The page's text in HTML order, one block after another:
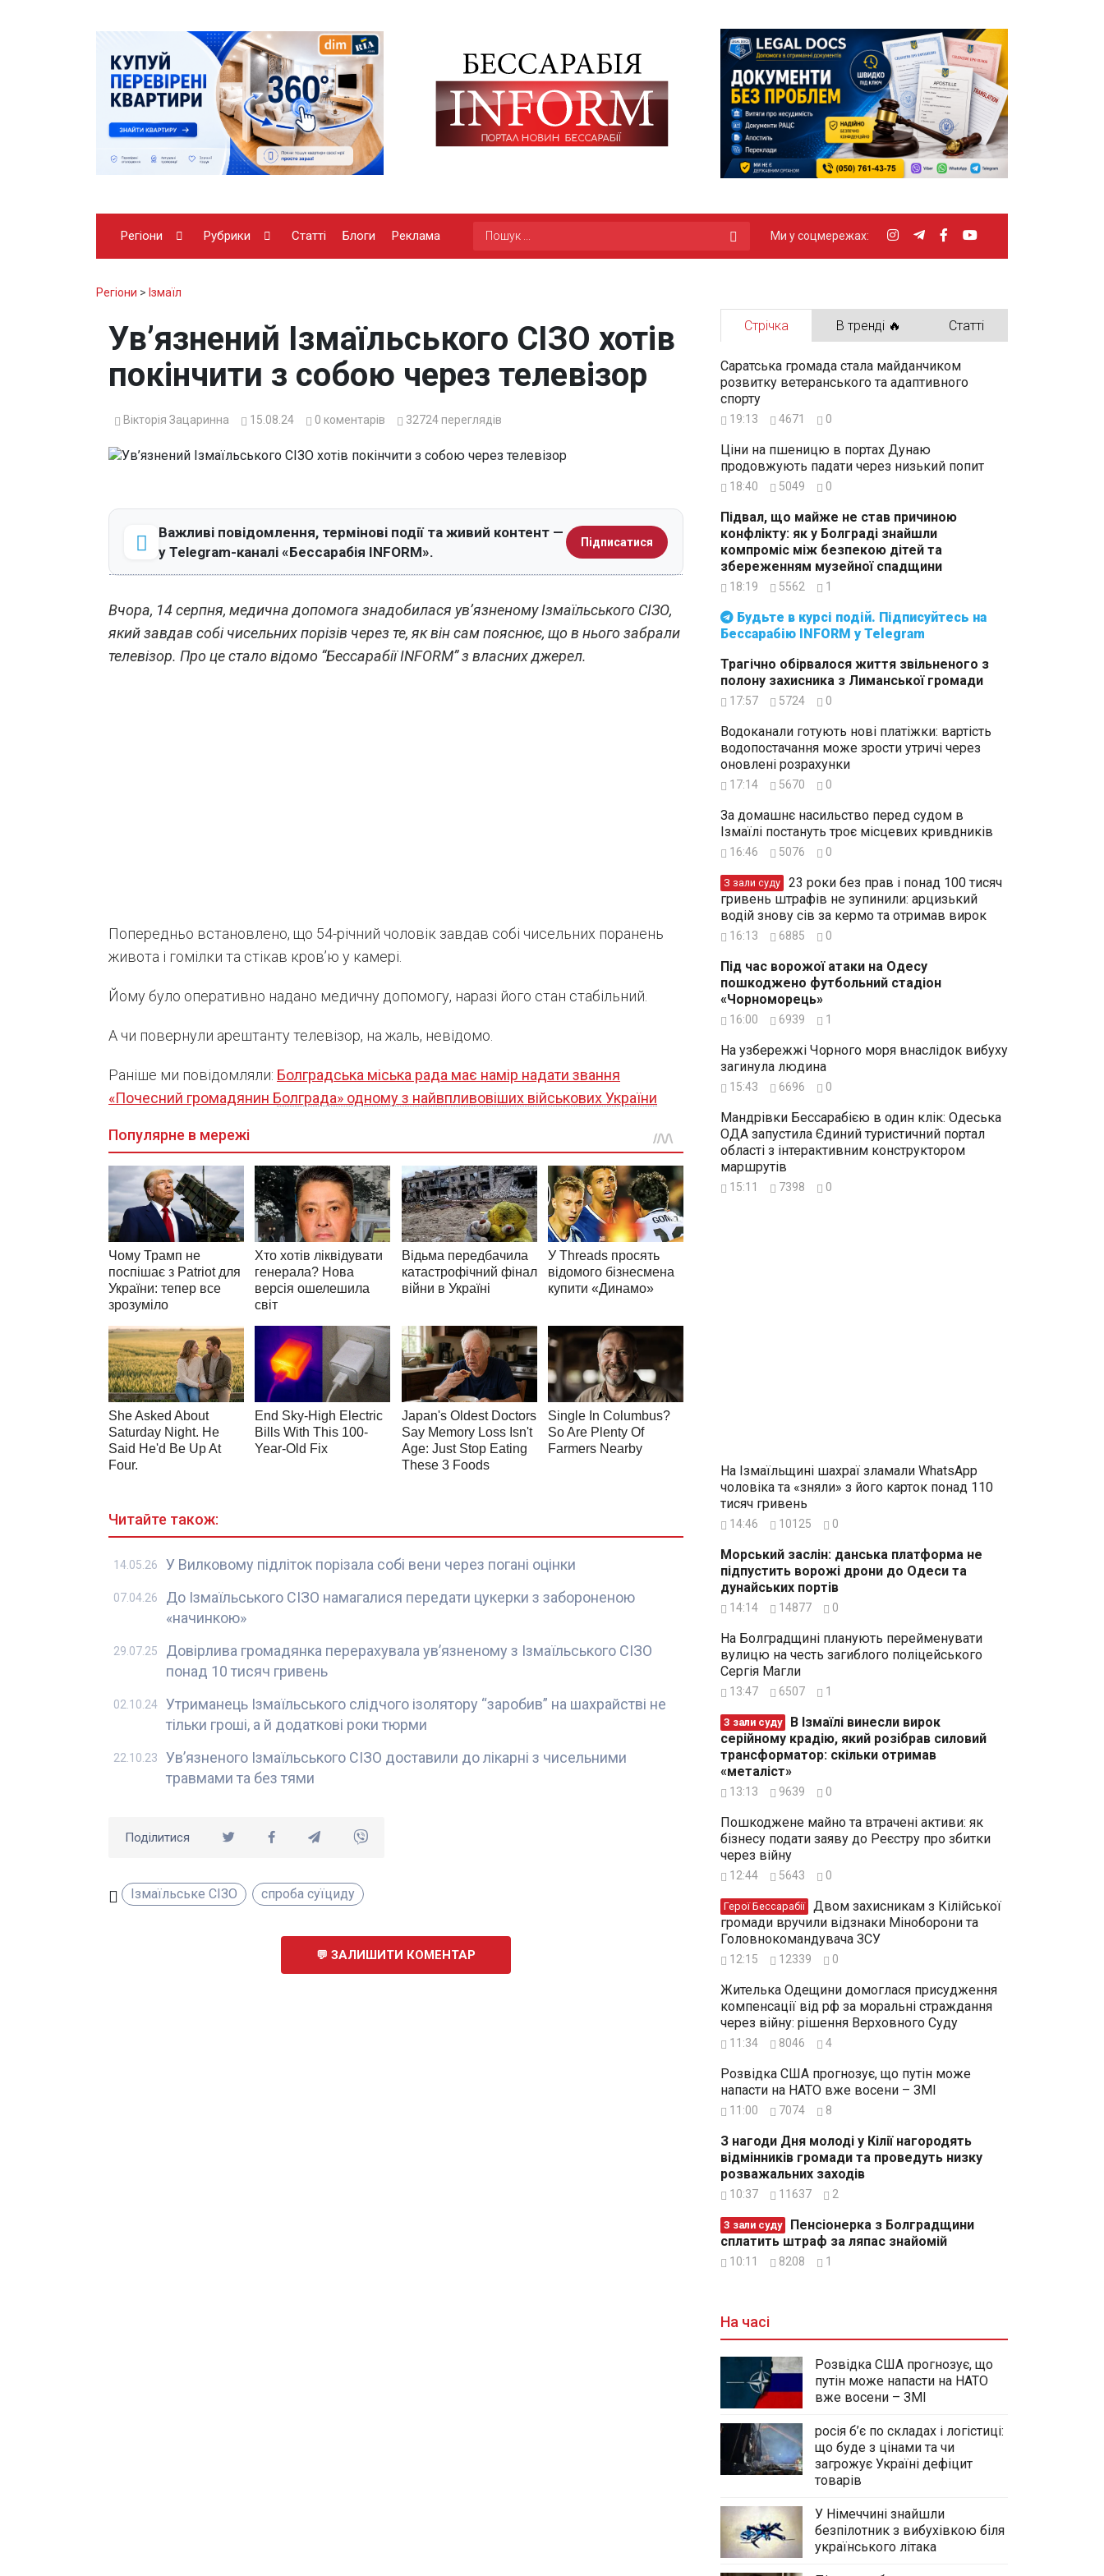
Регіони Рубрики Статті Блоги Реклама Ми у соцмережах:
Регіони > Ізмаїл
Ув’язнений Ізмаїльського СІЗО хотів
покінчити з собою через телевізор
Вікторія Зацаринна 15.08.24 0 коментарів 32724 переглядів
Важливі повідомлення, термінові події та живий контент —
у Telegram-каналі «Бессарабія INFORM».
Підписатися
Вчора, 14 серпня, медична допомога знадобилася ув’язненому Ізмаїльського СІЗО,
який завдав собі чисельних порізів через те, як він сам пояснює, що в нього забрали
телевізор. Про це стало відомо “Бессарабії INFORM” з власних джерел.
Попередньо встановлено, що 54-річний чоловік завдав собі чисельних поранень
живота і гомілки та стікав кров’ю у камері.
Йому було оперативно надано медичну допомогу, наразі його стан стабільний.
А чи повернули арештанту телевізор, на жаль, невідомо.
Раніше ми повідомляли: Болградська міська рада має намір надати звання
«Почесний громадянин Болграда» одному з найвпливовіших військових України
Читайте також:
У Вилковому підліток порізала собі вени через погані оцінки
14.05.26
До Ізмаїльського СІЗО намагалися передати цукерки з забороненою
«начинкою»
07.04.26
Довірлива громадянка перерахувала ув’язненому з Ізмаїльського СІЗО
понад 10 тисяч гривень
29.07.25
Утриманець Ізмаїльського слідчого ізолятору “заробив” на шахрайстві не
тільки гроші, а й додаткові роки тюрми
02.10.24
Ув’язненого Ізмаїльського СІЗО доставили до лікарні з чисельними
травмами та без тями
22.10.23
Поділитися
Ізмаїльське СІЗО спроба суїциду
ЗАЛИШИТИ КОМЕНТАР
Стрічка В тренді 🔥 Статті
Бессарабію INFORM у Telegram
Саратська громада стала майданчиком
розвитку ветеранського та адаптивного
спорту
19:13 4671 0
Ціни на пшеницю в портах Дунаю
продовжують падати через низький попит
18:40 5049 0
Підвал, що майже не став причиною
конфлікту: як у Болграді знайшли
компроміс між безпекою дітей та
збереженням музейної спадщини
18:19 5562 1
Трагічно обірвалося життя звільненого з
полону захисника з Лиманської громади
17:57 5724 0
Водоканали готують нові платіжки: вартість
водопостачання може зрости утричі через
оновлені розрахунки
17:14 5670 0
За домашнє насильство перед судом в
Ізмаїлі постануть троє місцевих кривдників
16:46 5076 0
З зали суду
гривень штрафів не зупинили: арцизький
водій знову сів за кермо та отримав вирок
16:13 6885 0
Під час ворожої атаки на Одесу
пошкоджено футбольний стадіон
«Чорноморець»
16:00 6939 1
На узбережжі Чорного моря внаслідок вибуху
загинула людина
15:43 6696 0
Мандрівки Бессарабією в один клік: Одеська
ОДА запустила Єдиний туристичний портал
області з інтерактивним конструктором
маршрутів
15:11 7398 0
На Ізмаїльщині шахраї зламали WhatsApp
чоловіка та «зняли» з його карток понад 110
тисяч гривень
14:46 10125 0
Морський заслін: данська платформа не
підпустить ворожі дрони до Одеси та
дунайських портів
14:14 14877 0
На Болградщині планують перейменувати
вулицю на честь загиблого поліцейського
Сергія Магли
13:47 6507 1
З зали суду
серійному крадію, який розібрав силовий
трансформатор: скільки отримав
«металіст»
13:13 9639 0
Пошкоджене майно та втрачені активи: як
бізнесу подати заяву до Реєстру про збитки
через війну
12:44 5643 0
Герої Бессарабії
громади вручили відзнаки Міноборони та
Головнокомандувача ЗСУ
12:15 12339 0
Жителька Одещини домоглася присудження
компенсації від рф за моральні страждання
через війну: рішення Верховного Суду
11:34 8046 4
Розвідка США прогнозує, що путін може
напасти на НАТО вже восени – ЗМІ
11:00 7074 8
З нагоди Дня молоді у Кілії нагородять
відмінників громади та проведуть низку
розважальних заходів
10:37 11637 2
З зали суду
сплатить штраф за ляпас знайомій
10:11 8208 1
На часі
Розвідка США прогнозує, що
путін може напасти на НАТО
вже восени – ЗМІ
росія б’є по складах і логістиці:
що буде з цінами та чи
загрожує Україні дефіцит
товарів
У Німеччині знайшли
безпілотник з вибухівкою біля
українського літака